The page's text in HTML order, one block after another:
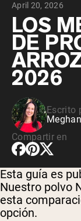
April 20, 2026
LOS
DE
2026
Escrito
Compartir en
Esta guía es
Nuestro polvo
esta
opción.